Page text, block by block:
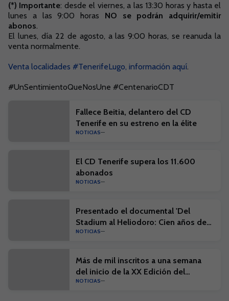
(*) Importante: desde el viernes, a las 13:30 horas y hasta el
lunes a las 9:00 horas NO se podrán adquirir/emitir
abonos.
El lunes, día 22 de agosto, a las 9:00 horas, se reanuda la
venta normalmente.
Venta localidades #TenerifeLugo, información aquí.
#UnSentimientoQueNosUne #CentenarioCDT
Fallece Beitia, delantero del CD
Tenerife en su estreno en la élite
NOTICIAS
El CD Tenerife supera los 11.600
abonados
NOTICIAS
Presentado el documental 'Del
Stadium al Heliodoro: Cien años de
historia'
NOTICIAS
Más de mil inscritos a una semana
del inicio de la XX Edición del
Campus Suma y el I Campus Suma
NOTICIAS